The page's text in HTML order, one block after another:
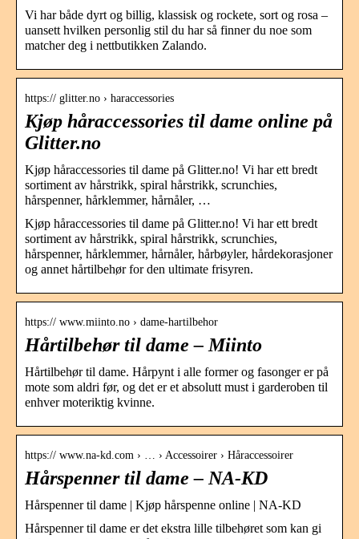
Vi har både dyrt og billig, klassisk og rockete, sort og rosa –
uansett hvilken personlig stil du har så finner du noe som
matcher deg i nettbutikken Zalando.
https:// glitter.no › haraccessories
Kjøp håraccessories til dame online på
Glitter.no
Kjøp håraccessories til dame på Glitter.no! Vi har ett bredt
sortiment av hårstrikk, spiral hårstrikk, scrunchies,
hårspenner, hårklemmer, hårnåler, …
Kjøp håraccessories til dame på Glitter.no! Vi har ett bredt
sortiment av hårstrikk, spiral hårstrikk, scrunchies,
hårspenner, hårklemmer, hårnåler, hårbøyler, hårdekorasjoner
og annet hårtilbehør for den ultimate frisyren.
https:// www.miinto.no › dame-hartilbehor
Hårtilbehør til dame – Miinto
Hårtilbehør til dame. Hårpynt i alle former og fasonger er på
mote som aldri før, og det er et absolutt must i garderoben til
enhver moteriktig kvinne.
https:// www.na-kd.com › … › Accessoirer › Håraccessoirer
Hårspenner til dame – NA-KD
Hårspenner til dame | Kjøp hårspenne online | NA-KD
Hårspenner til dame er det ekstra lille tilbehøret som kan gi